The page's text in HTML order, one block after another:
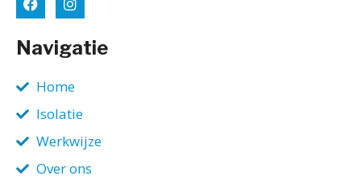
Navigatie
Home
Isolatie
Werkwijze
Over ons